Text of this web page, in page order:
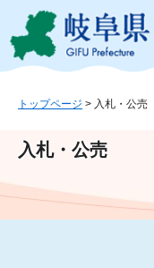
ジ
ュ
文
トップページ > 入札・公売
入札・公売